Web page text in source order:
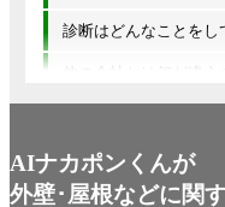
診断はどんなことをし
他の会社とは何が違う
AIナカポンくんが
外壁･屋根などに関